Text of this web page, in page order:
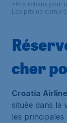
*Prix initiaux pour
Les prix ne
cher
Croatia
située dans la
les principales